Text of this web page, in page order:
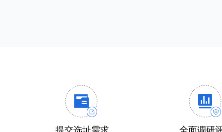
提交选址需求 全面调研